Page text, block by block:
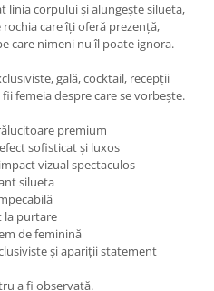
linia corpului și alungește silueta,
care îți oferă prezență,
care nimeni nu îl poate ignora.
gală, cocktail, recepții
femeia despre care se vorbește.
premium
sofisticat și luxos
vizual spectaculos
silueta
la purtare
de feminină
și apariții statement
a fi observată.